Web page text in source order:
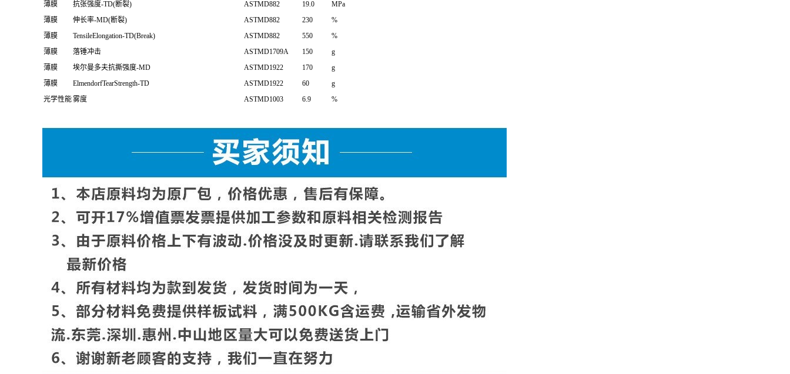
薄膜
SecantModulus-1%Secant,MD ASTMD882 175
MPa
薄膜
SecantModulus-1%Secant,TD ASTMD882 195
MPa
薄膜
抗张强度-MD(断裂) ASTMD882 32.5
MPa
薄膜
抗张强度-TD(断裂) ASTMD882 19.0
MPa
薄膜
伸长率-MD(断裂) ASTMD882 230
%
薄膜
TensileElongation-TD(Break) ASTMD882 550
%
薄膜
落锤冲击 ASTMD1709A 150
g
ASTMD1003 6.9